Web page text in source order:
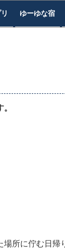
ゆーゆな宿
所に佇む日帰